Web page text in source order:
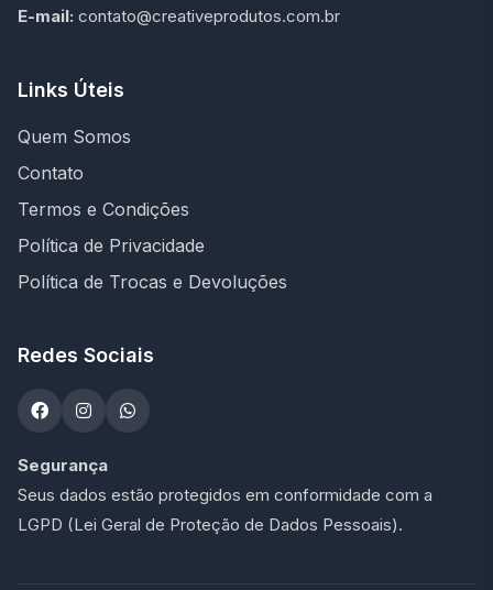
E-mail: contato@creativeprodutos.com.br
Links Úteis
Quem Somos
Contato
Termos e Condições
Política de Privacidade
Política de Trocas e Devoluções
Redes Sociais
Segurança
Seus dados estão protegidos em conformidade com a
LGPD (Lei Geral de Proteção de Dados Pessoais).